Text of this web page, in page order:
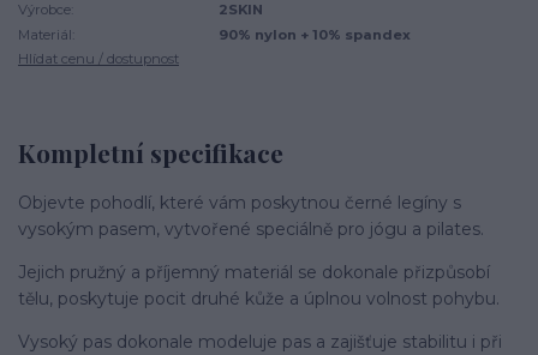
Výrobce:
2SKIN
Materiál:
90% nylon + 10% spandex
Hlídat cenu / dostupnost
Kompletní specifikace
Objevte pohodlí, které vám poskytnou černé legíny s
vysokým pasem, vytvořené speciálně pro jógu a pilates.
Jejich pružný a příjemný materiál se dokonale přizpůsobí
tělu, poskytuje pocit druhé kůže a úplnou volnost pohybu.
Vysoký pas dokonale modeluje pas a zajišťuje stabilitu i při